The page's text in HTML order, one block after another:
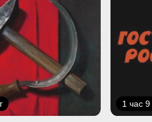
1 час